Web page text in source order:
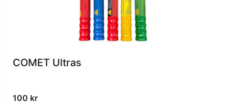
COMET Ultras
100 kr